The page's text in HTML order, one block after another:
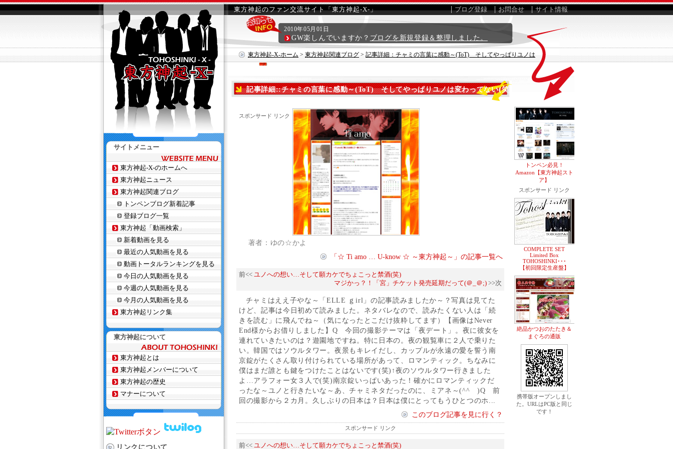
東方神起のファン交流サイト「東方神起-X-」
東方神起-X-ホーム > 東方神起関連ブログ > 記事詳細：チャミの言葉に感動～(ToT) そしてやっぱりユノは
変わってない(笑)
ブログ登録 お問合せ サイト情報
2010年05月01日
GW楽しんでいますか？ ブログを新規登録＆整理しました。
記事詳細::チャミの言葉に感動～(ToT) そしてやっぱりユノは変わってない(笑)
スポンサード リンク
著者：ゆの☆かよ
「☆ Ti amo … U-know ☆ ～東方神起～」の記事一覧へ
前<< ユノへの想い…そして願カケでちょこっと禁酒(笑)
マジかっ？！「宮」チケット発売延期だって(＠_＠;) >>次
チャミはええ子やな～「ELLE ｇirl」の記事読みましたか～？写真は見てた
けど、記事は今日初めて読みました。ネタバレなので、読みたくない人は「続
きを読む」に飛んでね～（気になったとこだけ抜粋してます）【画像はNever
End様からお借りしました】Q 今回の撮影テーマは「夜デート」。夜に彼女を
連れていきたいのは？遊園地ですね。特に日本の。夜の観覧車に２人で乗りた
い。韓国ではソウルタワー。夜景もキレイだし、カップルが永遠の愛を誓う南
京錠がたくさん取り付けられている場所があって、ロマンティック。ちなみに
僕はまだ誰とも鍵をつけたことはないです(笑)↑夜のソウルタワー行きました
よ…アラフォー女３人で(笑)南京錠いっぱいあった！確かにロマンティックだ
ったな～ユノと行きたいな～あ、チャミネタだったのに、ミアネ～(^^ゞ)Q 前
回の撮影から２カ月。久しぶりの日本は？日本は僕にとってもうひとつのホ...
このブログ記事を見に行く？
スポンサード リンク
前<< ユノへの想い…そして願カケでちょこっと禁酒(笑)
サイトメニュー
東方神起-X-のホームへ
東方神起ニュース
東方神起関連ブログ
トンペンブログ新着記事
登録ブログ一覧
東方神起「動画検索」
新着動画を見る
最近の人気動画を見る
動画トータルランキングを見る
今日の人気動画を見る
今週の人気動画を見る
今月の人気動画を見る
東方神起リンク集
東方神起について
東方神起とは
東方神起メンバーについて
東方神起の歴史
マナーについて
リンクについて
トンペン必見！
Amazon【東方神起スト
ア】
スポンサード リンク
COMPLETE SET
Limited Box
TOHOSHINKI･･･
【初回限定生産盤】
絶品かつおのたたき＆
まぐろの通販
携帯版オープンしまし
た。URLはPC版と同じ
です！